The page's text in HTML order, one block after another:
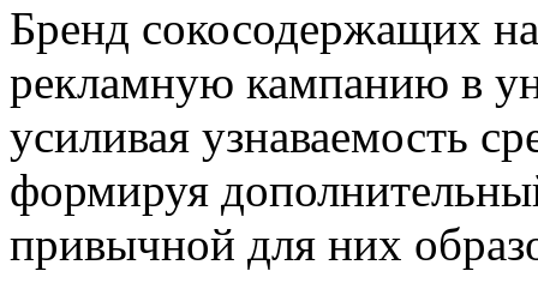
Бренд сокосодержащих
рекламную кампанию в
усиливая узнаваемость
формируя
привычной для них